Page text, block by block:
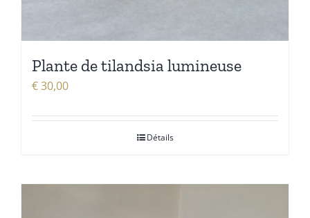
Plante de tilandsia lumineuse
€30,00
Détails